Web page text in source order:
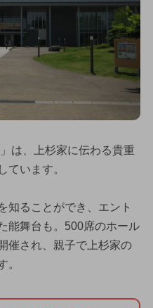
は、上杉家に伝わる貴重
ています。
知ることができ、エント
能舞台も。500席のホール
催され、親子で上杉家の
。